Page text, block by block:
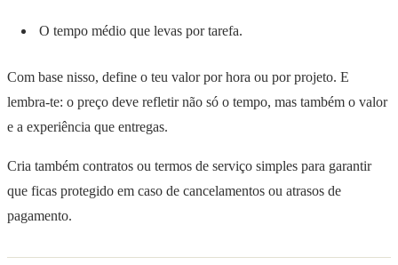
O tempo médio que levas por tarefa.
Com base nisso, define o teu valor por hora ou por projeto. E
lembra-te: o preço deve refletir não só o tempo, mas também o valor
e a experiência que entregas.
Cria também contratos ou termos de serviço simples para garantir
que ficas protegido em caso de cancelamentos ou atrasos de
pagamento.